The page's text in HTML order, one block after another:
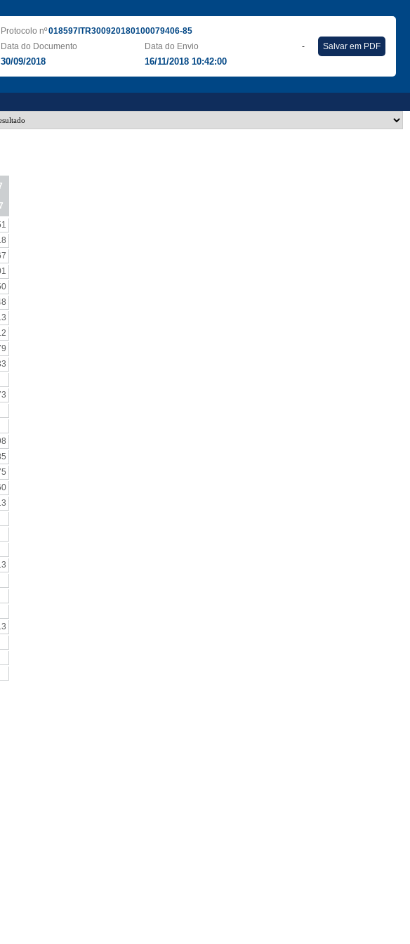
Protocolo nº018597ITR300920180100079406-85
Data do Documento
30/09/2018
Data do Envio
16/11/2018 10:42:00
- Salvar em PDF